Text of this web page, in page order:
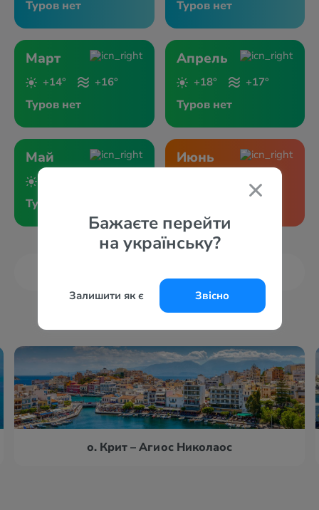
Бажаєте перейти
на українську?
Залишити як є Звісно
Туров нет Туров нет
Март
+14° +16°
Туров нет
Апрель
+18° +17°
Туров нет
Май
Туров нет
Июнь
+23°
о. Крит – Агиос Николаос